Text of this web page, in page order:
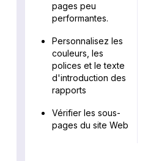
pages peu
performantes.
Personnalisez les
couleurs, les
polices et le texte
d'introduction des
rapports
Vérifier les sous-
pages du site Web